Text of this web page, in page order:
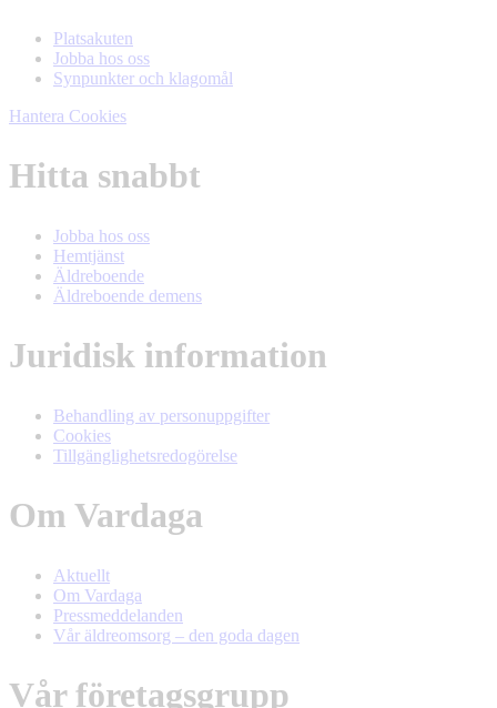
Platsakuten
Jobba hos oss
Synpunkter och klagomål
Hantera Cookies
Hitta snabbt
Jobba hos oss
Hemtjänst
Äldreboende
Äldreboende demens
Juridisk information
Behandling av personuppgifter
Cookies
Tillgänglighetsredogörelse
Om Vardaga
Aktuellt
Om Vardaga
Pressmeddelanden
Vår äldreomsorg – den goda dagen
Vår företagsgrupp